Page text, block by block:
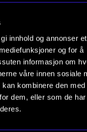
innhold og annonser et
og for å
informasjon om
våre innen sosiale
kombinere den med
dem, eller som de